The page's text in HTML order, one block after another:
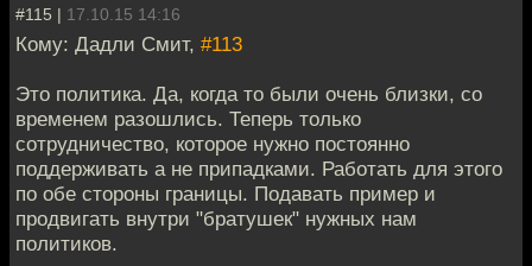
#115 | 17.10.15 14:16
Кому: Дадли Смит, #113
Это политика. Да, когда то были очень близки, со
временем разошлись. Теперь только
сотрудничество, которое нужно постоянно
поддерживать а не припадками. Работать для этого
по обе стороны границы. Подавать пример и
продвигать внутри "братушек" нужных нам
политиков.